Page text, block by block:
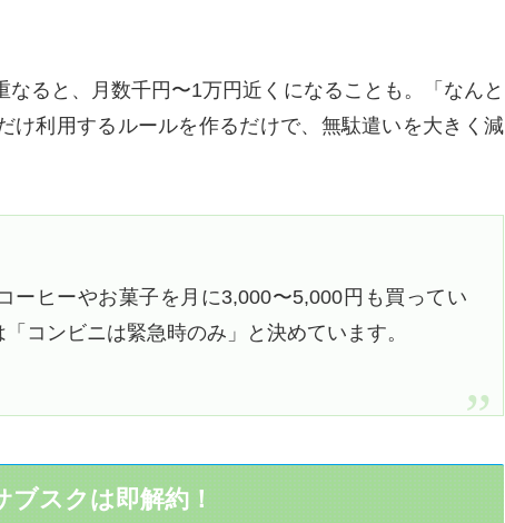
ると、月数千円〜1万円近くになることも。「なんと
け利用するルールを作るだけで、無駄遣いを大きく減
ーヒーやお菓子を月に3,000〜5,000円も買ってい
コンビニは緊急時のみ」と決めています。
スクは即解約！